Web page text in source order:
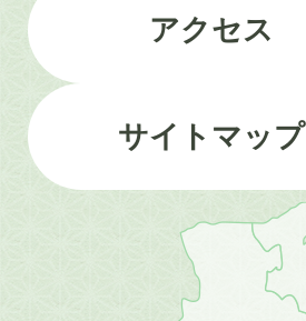
アクセス
サイトマップ
畿
地